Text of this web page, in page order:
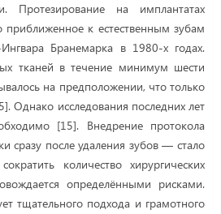
Протезирование на имплантатах
приближенное к естественным зубам
Бранемарка в 1980-х годах.
тканей в течение минимум шести
на предположении, что только
Однако исследования последних лет
[15]. Внедрение протокола
сразу после удаления зубов — стало
количество хирургических
определёнными рисками.
тщательного подхода и грамотного